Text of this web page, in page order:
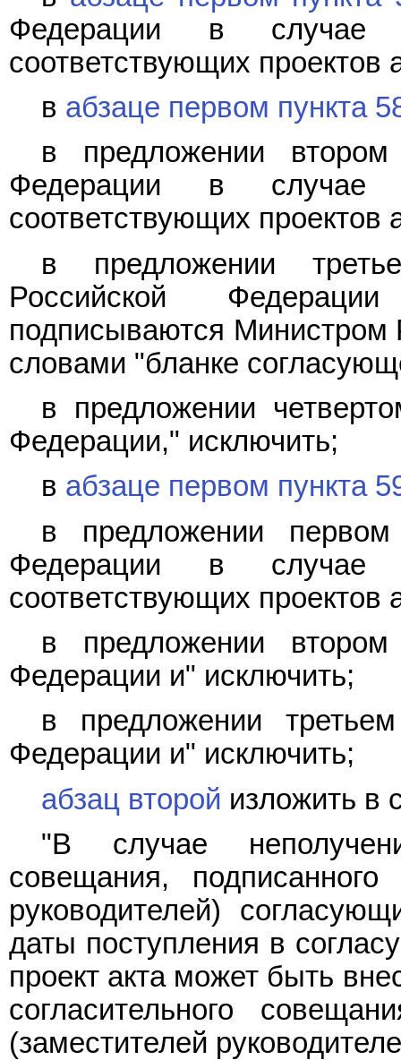
Федерации в случае
соответствующих проектов
в абзаце первом пункта
в предложении
Федерации в случае
соответствующих проектов
в предложении
Российской
подписываются Министром
словами "бланке
в предложении
Федерации," исключить;
в абзаце первом пункта
в предложении
Федерации в случае
соответствующих проектов
в предложении
Федерации и" исключить;
в предложении
Федерации и" исключить;
абзац второй изложить в
"В случае
совещания, подписанного
руководителей)
даты поступления в
проект акта может быть
согласительного
(заместителей